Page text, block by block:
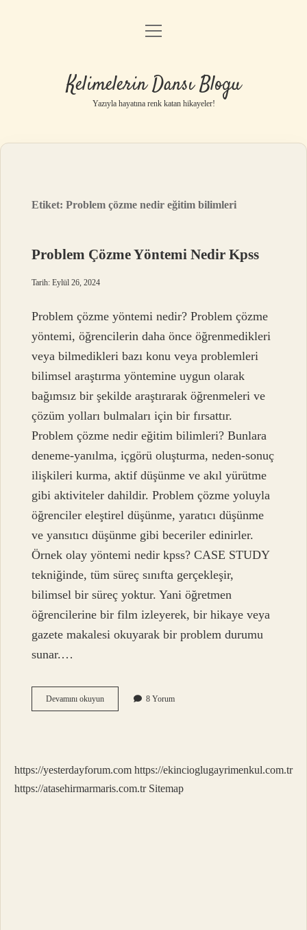
Anasayfa
Yasal Uyarı
menüyü
Kelimelerin Dansı Blogu
Yazıyla hayatına renk katan hikayeler!
Etiket:Problem çözme nedir eğitim bilimleri
Problem Çözme Yöntemi Nedir Kpss
Tarih: Eylül 26, 2024
Problem çözme yöntemi nedir? Problem çözme
yöntemi, öğrencilerin daha önce öğrenmedikleri
veya bilmedikleri bazı konu veya problemleri
bilimsel araştırma yöntemine uygun olarak
bağımsız bir şekilde araştırarak öğrenmeleri ve
çözüm yolları bulmaları için bir fırsattır.
Problem çözme nedir eğitim bilimleri? Bunlara
deneme-yanılma, içgörü oluşturma, neden-sonuç
ilişkileri kurma, aktif düşünme ve akıl yürütme
gibi aktiviteler dahildir. Problem çözme yoluyla
öğrenciler eleştirel düşünme, yaratıcı düşünme
ve yansıtıcı düşünme gibi beceriler edinirler.
Örnek olay yöntemi nedir kpss? CASE STUDY
tekniğinde, tüm süreç sınıfta gerçekleşir,
bilimsel bir süreç yoktur. Yani öğretmen
öğrencilerine bir film izleyerek, bir hikaye veya
gazete makalesi okuyarak bir problem durumu
sunar.…
Devamını okuyunProblem
Çözme
8 Yorum
https://yesterdayforum.com https://ekincioglugayrimenkul.com.tr
https://atasehirmarmaris.com.tr Sitemap